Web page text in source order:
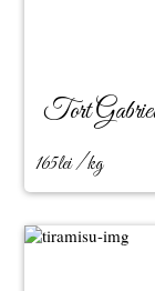
Tort
165lei / kg